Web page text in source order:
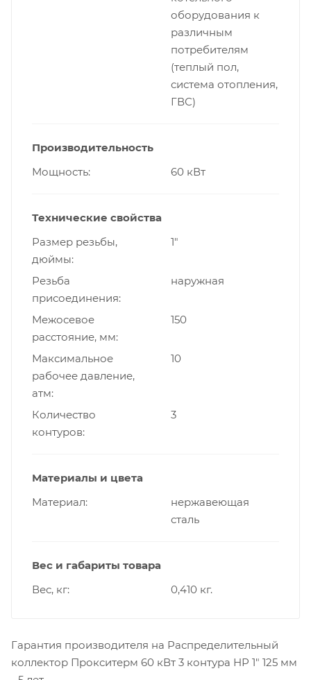
оборудования к
различным
потребителям
(теплый пол,
система отопления,
ГВС)
Производительность
Мощность
60 кВт
Технические свойства
Размер резьбы,
дюймы
1"
Резьба
присоединения
наружная
Межосевое
расстояние, мм
150
Максимальное
рабочее давление,
атм
10
Количество
контуров
3
Материалы и цвета
Материал
нержавеющая
сталь
Вес и габариты товара
Вес, кг
0,410 кг.
Гарантия производителя на Распределительный
коллектор Прокситерм 60 кВт 3 контура НР 1" 125 мм